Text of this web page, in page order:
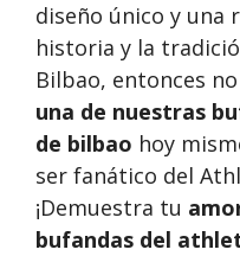
diseño único y una
historia y la
Bilbao, entonces
una de nuestras
de bilbao hoy
ser fanático del
¡Demuestra tu
bufandas del